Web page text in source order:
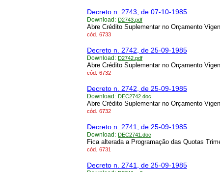
Decreto n. 2743, de 07-10-1985
Download: D2743.pdf
Abre Crédito Suplementar no Orçamento
cód. 6733
Decreto n. 2742, de 25-09-1985
Download: D2742.pdf
Abre Crédito Suplementar no Orçamento
cód. 6732
Decreto n. 2742, de 25-09-1985
Download: DEC2742.doc
Abre Crédito Suplementar no Orçamento
cód. 6732
Decreto n. 2741, de 25-09-1985
Download: DEC2741.doc
Fica alterada a Programação das Quotas
cód. 6731
Decreto n. 2741, de 25-09-1985